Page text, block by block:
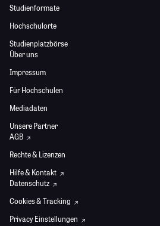
Studienformate
Hochschulorte
Studienplatzbörse
Über uns
Impressum
Für Hochschulen
Mediadaten
Unsere Partner
AGB
Rechte & Lizenzen
Hilfe & Kontakt
Datenschutz
Cookies & Tracking
Privacy Einstellungen